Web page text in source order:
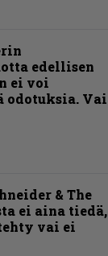
edellisen
ei voi
odotuksia. Vai
& The
ei aina tiedä,
vai ei